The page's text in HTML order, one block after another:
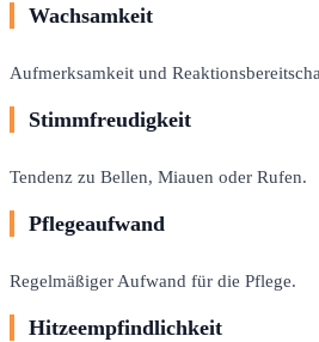
Wachsamkeit
Aufmerksamkeit und
Stimmfreudigkeit
Tendenz zu Bellen, Miauen oder Rufen.
Pflegeaufwand
Regelmäßiger Aufwand für die Pflege.
Hitzeempfindlichkeit